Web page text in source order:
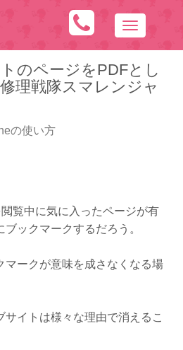
N
a
v
i
のページをPDFとし
理戦隊スマレンジャ
の使い方
覧中に気に入ったページが有
ックマークするだろう。
マークが意味を成さなくなる場
サイトは様々な理由で消えるこ